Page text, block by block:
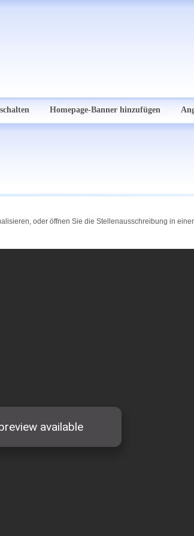
Homepage-Banner hinzufügen
oder öffnen Sie die Stellenausschreibung in